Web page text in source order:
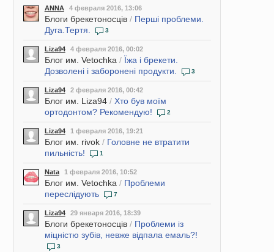
ANNA 4 февраля 2016, 13:06
Блоги брекетоносців/ Перші проблеми.
Дуга.Тертя.
3
Liza94 4 февраля 2016, 00:02
Блог им. Vetochka / Їжа і брекети.
Дозволені і заборонені продукти.
3
Liza94 2 февраля 2016, 00:42
Блог им. Liza94/ Хто був моїм
ортодонтом? Рекомендую!
2
Liza94 1 февраля 2016, 19:21
Блог им. rivok/ Головне не втратити
пильність!
1
Nata 1 февраля 2016, 10:52
Блог им. Vetochka / Проблеми
переслідують
7
Liza94 29 января 2016, 18:39
Блоги брекетоносців/ Проблеми із
міцністю зубів, невже відпала емаль?!
3